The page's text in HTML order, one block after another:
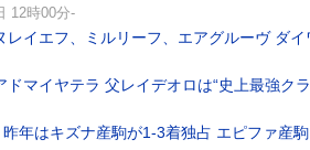
12時00分-
レイエフ、ミルリーフ、エアグルーヴ ダ
ドマイヤテラ 父レイデオロは“史上最強ク
昨年はキズナ産駒が1-3着独占 エピファ産